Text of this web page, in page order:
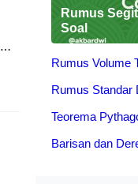
Rumus
Soal
Rumus Volume
Rumus Standar
Teorema
Barisan dan